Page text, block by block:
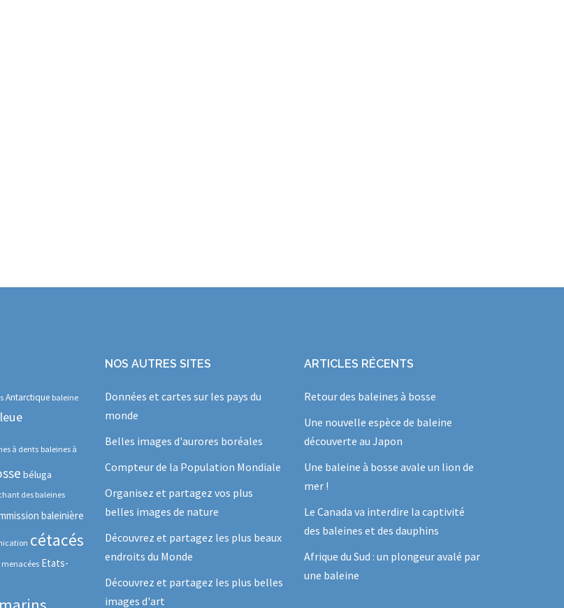
Antarctique baleine
à dents baleines à
béluga
des baleines
baleinière
cétacés
menacées Etats-
NOS AUTRES SITES
Données et cartes sur les pays du
monde
Belles images d'aurores boréales
Compteur de la Population Mondiale
Organisez et partagez vos plus
belles images de nature
Découvrez et partagez les plus beaux
endroits du Monde
Découvrez et partagez les plus belles
images d'art
ARTICLES RÉCENTS
Retour des baleines à bosse
Une nouvelle espèce de baleine
découverte au Japon
Une baleine à bosse avale un lion de
mer !
Le Canada va interdire la captivité
des baleines et des dauphins
Afrique du Sud : un plongeur avalé par
une baleine